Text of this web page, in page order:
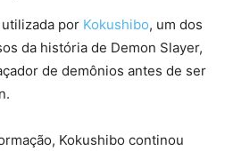
por Kokushibo, um dos
da história de Demon Slayer,
de demônios antes de ser
Kokushibo continou